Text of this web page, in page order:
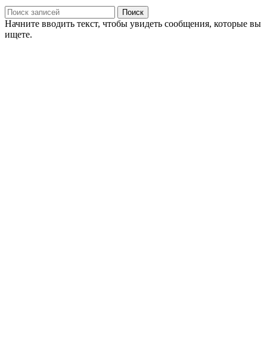
Поиск
Начните вводить текст, чтобы увидеть сообщения, которые вы
ищете.